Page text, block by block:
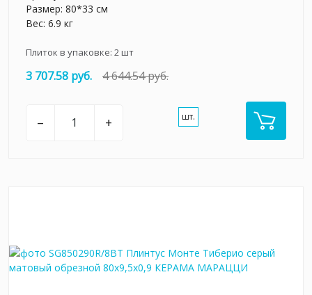
Размер: 80*33 см
Вес: 6.9 кг
Плиток в упаковке: 2шт
3 707.58 руб. 4 644.54 руб.
– + шт.